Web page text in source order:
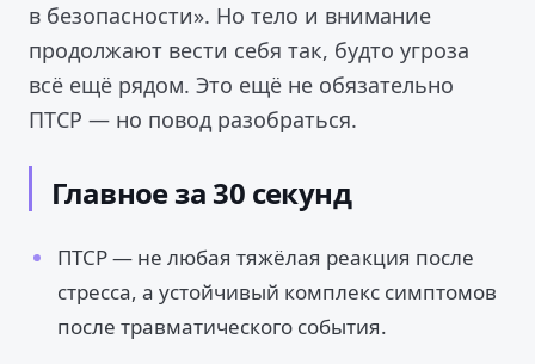
в безопасности». Но тело и внимание
продолжают вести себя так, будто угроза
всё ещё рядом. Это ещё не обязательно
ПТСР — но повод разобраться.
Главное за 30 секунд
ПТСР — не любая тяжёлая реакция после
стресса, а устойчивый комплекс симптомов
после травматического события.